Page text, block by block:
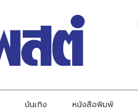
บันเทิง หนังสือพิมพ์